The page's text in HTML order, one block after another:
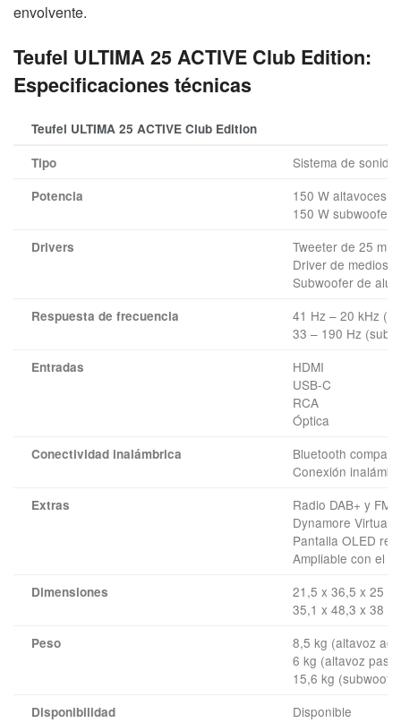
envolvente.
Teufel ULTIMA 25 ACTIVE Club Edition:
Especificaciones técnicas
Teufel ULTIMA 25 ACTIVE Club Edition
Tipo
Sistema de sonido
Potencia
150 W altavoces
150 W subwoofer
Drivers
Tweeter de 25
Driver de medios
Subwoofer de
Respuesta de frecuencia
41 Hz – 20 kHz
33 – 190 Hz
Entradas
HDMI
USB-C
RCA
Óptica
Conectividad inalámbrica
Bluetooth
Conexión
Extras
Radio DAB+ y FM
Dynamore Virtual
Pantalla OLED
Ampliable con el
Dimensiones
21,5 x 36,5 x 25
35,1 x 48,3 x 38
Peso
8,5 kg (altavoz
6 kg (altavoz
15,6 kg
Disponibilidad Disponible